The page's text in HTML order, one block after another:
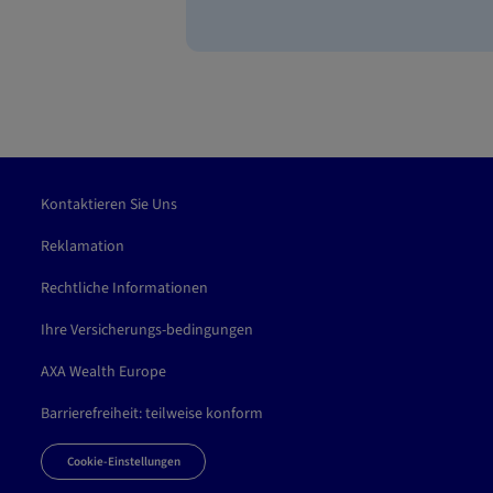
Kontaktieren Sie Uns
Reklamation
Rechtliche Informationen
Ihre Versicherungs-bedingungen
AXA Wealth Europe
Barrierefreiheit: teilweise konform
Cookie-Einstellungen